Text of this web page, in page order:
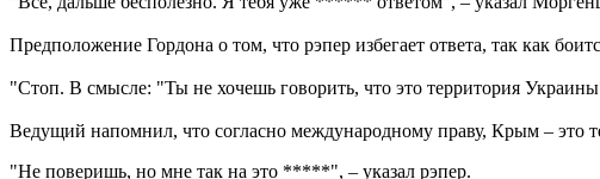
Предположение Гордона о том, что рэпер избегает ответа, так как
"Стоп. В смысле: "Ты не хочешь говорить, что это территория
Ведущий напомнил, что согласно международному праву, Крым – это
"Не поверишь, но мне так на это *****", – указал рэпер.